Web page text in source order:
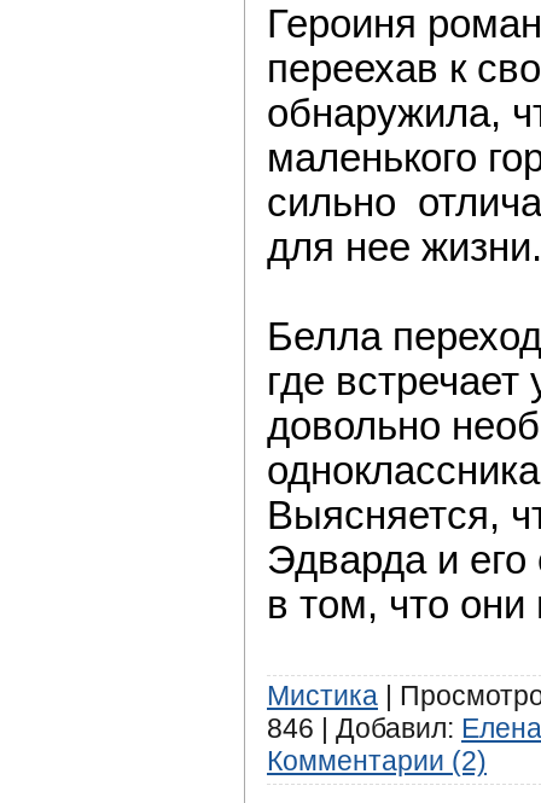
Героиня
переехав к
обнаружила,
маленького
сильно
для нее жизни.
Белла
где
довольно
Выясняется,
Эдварда и его
в том, что
Мистика |
846 | Добавил: Елена
Комментарии (2)